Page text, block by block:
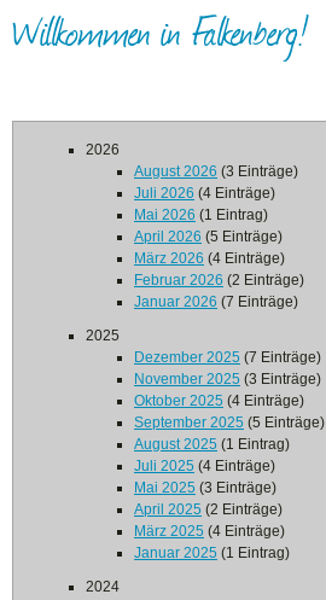
Willkommen in Falkenberg!
2026
August 2026 (3 Einträge)
Juli 2026 (4 Einträge)
Mai 2026 (1 Eintrag)
April 2026 (5 Einträge)
März 2026 (4 Einträge)
Februar 2026 (2 Einträge)
Januar 2026 (7 Einträge)
2025
Dezember 2025 (7 Einträge)
November 2025 (3 Einträge)
Oktober 2025 (4 Einträge)
September 2025 (5 Einträge)
August 2025 (1 Eintrag)
Juli 2025 (4 Einträge)
Mai 2025 (3 Einträge)
April 2025 (2 Einträge)
März 2025 (4 Einträge)
Januar 2025 (1 Eintrag)
2024